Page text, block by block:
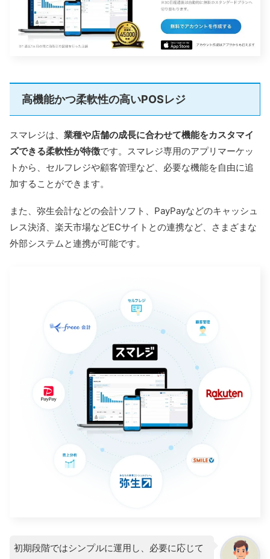
高機能かつ柔軟性の高いPOSレジ
スマレジは、 業種や店舗の成長に合わせて機能をカスタマイ
ズできる柔軟性が特徴です。スマレジ専用のアプリマーケッ
トから、セルフレジや顧客管理など、必要な機能を自由に追
加することができます。
また、弥生会計などの会計ソフト、PayPayなどのキャッシュ
レス決済、楽天市場などECサイトとの連携など、さまざまな
外部システムと連携が可能です。
初期段階ではシンプルに運用し、必要に応じて